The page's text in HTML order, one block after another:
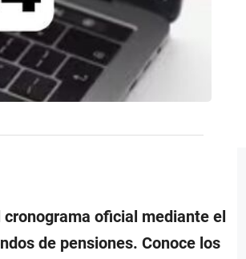
cronograma oficial mediante el
de pensiones. Conoce los